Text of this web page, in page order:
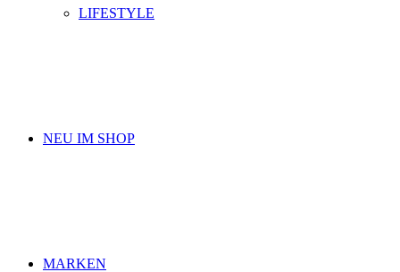
LIFESTYLE
NEU IM SHOP
MARKEN